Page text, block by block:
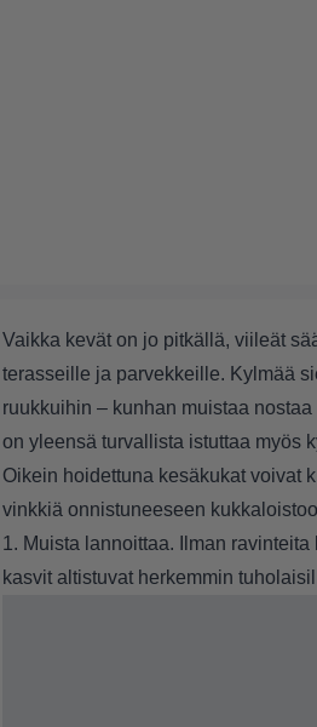
Vaikka kevät on jo pitkällä, viileät
terasseille ja parvekkeille. Kylmää
ruukkuihin – kunhan muistaa
on yleensä turvallista istuttaa myös
Oikein hoidettuna kesäkukat voivat
vinkkiä onnistuneeseen
1. Muista lannoittaa. Ilman
kasvit altistuvat herkemmin